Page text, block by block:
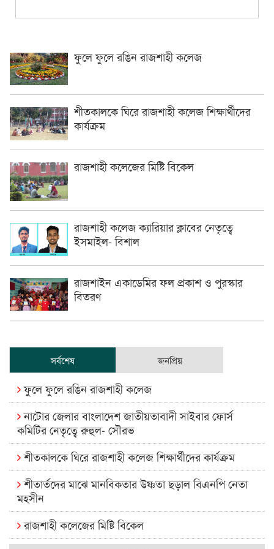
ফুলে ফুলে রঙিন রাজশাহী কলেজ
শীতকালকে ঘিরে রাজশাহী কলেজ শিক্ষার্থীদের
কার্যক্রম
রাজশাহী কলেজের মিষ্টি বিকেল
রাজশাহী কলেজ ক্যারিয়ার ক্লাবের নেতৃত্বে
ইসমাইল- বিশাল
রাজশাইন একাডেমির ফল প্রকাশ ও পুরস্কার
বিতরণ
সর্বশেষ জনপ্রিয়
ফুলে ফুলে রঙিন রাজশাহী কলেজ
নাটোর জেলার বাংলাদেশ জাতীয়তাবাদী সাইবার ফোর্স
কমিটির নেতৃত্বে রুহুল- সৌরভ
শীতকালকে ঘিরে রাজশাহী কলেজ শিক্ষার্থীদের কার্যক্রম
শীতার্তদের মাঝে মানবিকতার উষ্ণতা ছড়াল বিএনপি নেতা
মহসীন
রাজশাহী কলেজের মিষ্টি বিকেল